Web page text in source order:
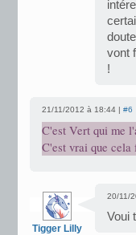
vont
!
21/11/2012 à 18:44 | #6
C'est Vert qui me
C'est vrai que cela
Tigger Lilly
20/11/
Voui